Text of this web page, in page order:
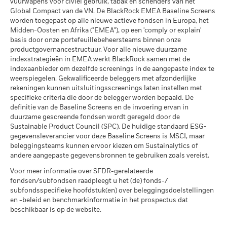
valutaschommelingen als uw belegging wordt gedaan in een
andere valuta dan die gebruikt in de berekening van de
prestaties in het verleden. Bron: Blackrock
www.blackrock.com/be, De Tijd,
voor klachten over dit fonds contact op te nemen met
BlackRock op het nummer 02 402 49 00, of een e-mail te
sturen naar belux@blackrock.com.
Voor uw veiligheid worden
telefoongesprekken doorgaans opgenomen.U kunt ook
contact opnemen met de Consumer Mediation Service. Meer
informatie vindt u ophttp://www.ombudsfin.be.
extreme marktomstandigheden.
Wereldwijde classificatie van
fondsen door Lipper
per 17/jul/2026
Equity Europe ex UK
MSCI Gewogen Gemiddelde
Koolstofintensiteit (ton CO2-
eq/$ miljoen OMZET)
per 17/jul/2026
MSCI ESG % Dekking
per 17/jul/2026
99,06
MSCI ESG-kwaliteitsscore –
per 17/jul/2026
Fondsen in peergroup
per 17/jul/2026
410
Koolstofintensiteit % Dekking
per 17/jul/2026
Alle data komen van MSCI ESG Fund Ratings per
MSCI – Oliezand
per 30/jun/2026
0,00%
Betrokkenheid van
bedrijfsleven Dekking
per 30/jun/2026
99,58%
Percentage niet-gedekt
Fonds
0,30%
De blootstellingen van BlackRock inzake betrokkenheid van
het bedrijfsleven, zoals hierboven weergegeven voor
Ketelkool en Oliezand, worden berekend en gerapporteerd
genereren uit ketelkool of oliezand zoals bepaald door MSCI
ESG Research. Voor de blootstelling van bedrijven die
inkomsten genereren uit ketelkool of oliezand (met een
inkomstendrempel van 0%), zoals bepaald door MSCI ESG
Research, geldt het volgende: voor ketelkool 0,00% en voor
vuurwapens voor civiel gebruik, tabak en schenders van het
Global Compact van de VN. De BlackRock EMEA Baseline Screens
worden toegepast op alle nieuwe actieve fondsen in Europa, het
Midden-Oosten en Afrika ("EMEA"), op een 'comply or explain'
basis door onze portefeuillebeheersteams binnen onze
productgovernancestructuur. Voor alle nieuwe duurzame
indexstrategieën in EMEA werkt BlackRock samen met de
indexaanbieder om dezelfde screenings in de aangepaste index te
weerspiegelen. Gekwalificeerde beleggers met afzonderlijke
rekeningen kunnen uitsluitingsscreenings laten instellen met
specifieke criteria die door de belegger worden bepaald. De
definitie van de Baseline Screens en de invoering ervan in
duurzame gescreende fondsen wordt geregeld door de
Sustainable Product Council (SPC). De huidige standaard ESG-
gegevensleverancier voor deze Baseline Screens is MSCI, maar
beleggingsteams kunnen ervoor kiezen om Sustainalytics of
andere aangepaste gegevensbronnen te gebruiken zoals vereist.
Voor meer informatie over SFDR-gerelateerde
fondsen/subfondsen raadpleegt u het (de) fonds-/
subfondsspecifieke hoofdstuk(en) over beleggingsdoelstellingen
en -beleid en benchmarkinformatie in het prospectus dat
beschikbaar is op de website.